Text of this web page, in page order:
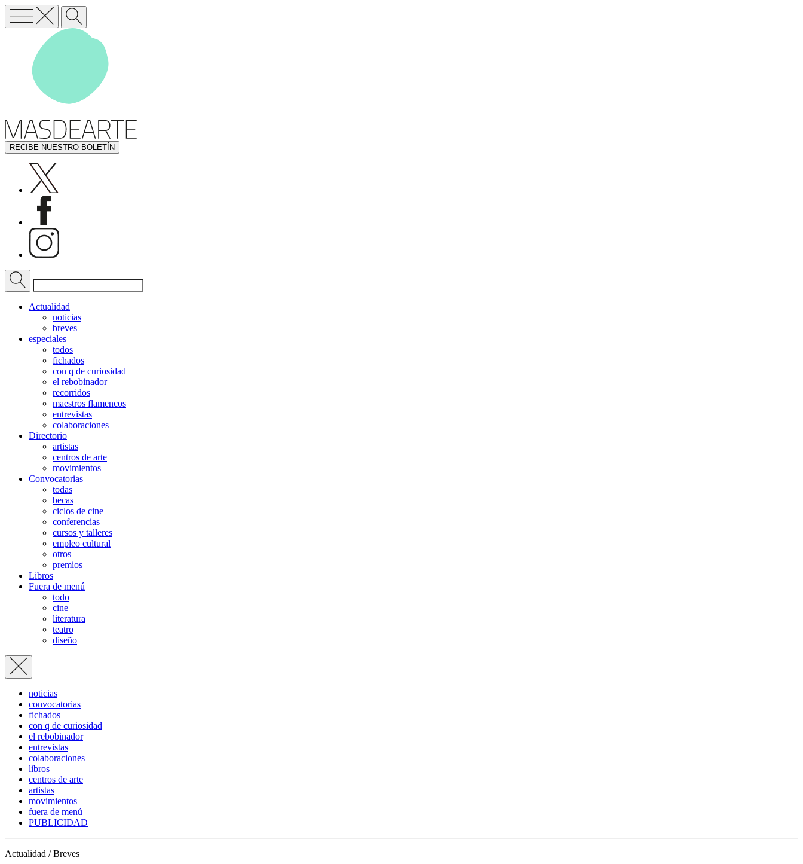
RECIBE NUESTRO BOLETÍN
Actualidad
noticias
breves
especiales
todos
fichados
con q de curiosidad
el rebobinador
recorridos
maestros flamencos
entrevistas
colaboraciones
Directorio
artistas
centros de arte
movimientos
Convocatorias
todas
becas
ciclos de cine
conferencias
cursos y talleres
empleo cultural
otros
premios
Libros
Fuera de menú
todo
cine
literatura
teatro
diseño
noticias
convocatorias
fichados
con q de curiosidad
el rebobinador
entrevistas
colaboraciones
libros
centros de arte
artistas
movimientos
fuera de menú
PUBLICIDAD
Actualidad / Breves